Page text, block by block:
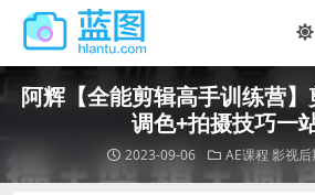
阿辉【全能剪辑高手训练营
调色+拍摄技巧一
2023-09-06 AE课程 影视后